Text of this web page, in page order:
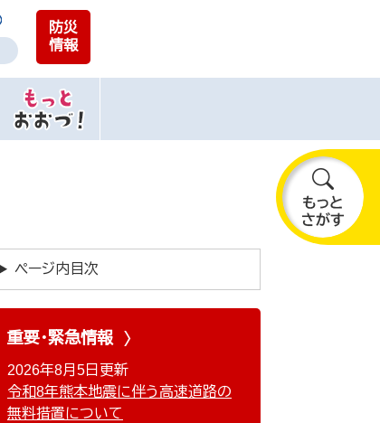
防災
情報
も
っ
ページ内目次
重要・緊急情報
2026年8月5日更新
令和8年熊本地震に伴う高速道路の
無料措置について